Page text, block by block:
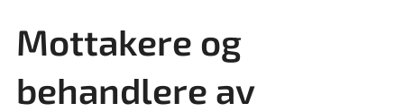
Mottakere og
behandlere av